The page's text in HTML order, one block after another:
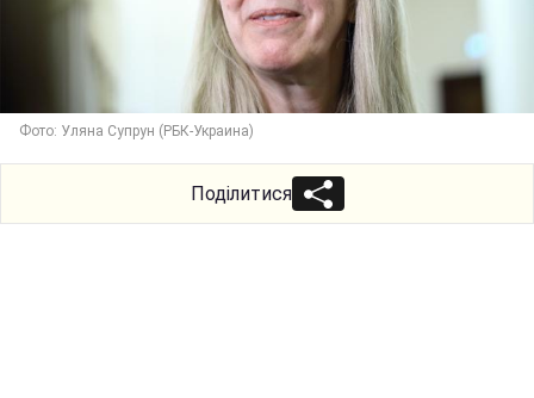
Фото: Уляна Супрун (РБК-Украина)
Поділитися